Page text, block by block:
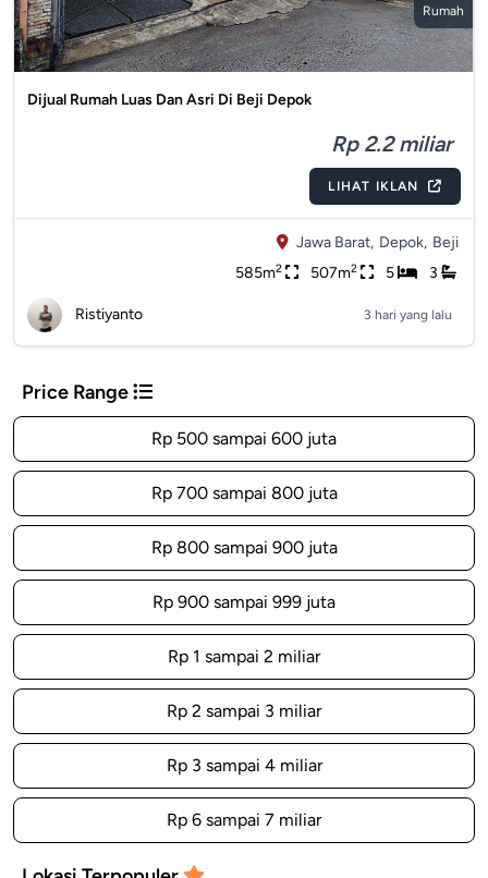
Rumah
Dijual Rumah Luas Dan Asri Di Beji Depok
Rp 2.2 miliar
LIHAT IKLAN
Jawa Barat, Depok, Beji
585m2 507m2 5 3
Ristiyanto 3 hari yang lalu
Price Range
Rp 500 sampai 600 juta
Rp 700 sampai 800 juta
Rp 800 sampai 900 juta
Rp 900 sampai 999 juta
Rp 1 sampai 2 miliar
Rp 2 sampai 3 miliar
Rp 3 sampai 4 miliar
Rp 6 sampai 7 miliar